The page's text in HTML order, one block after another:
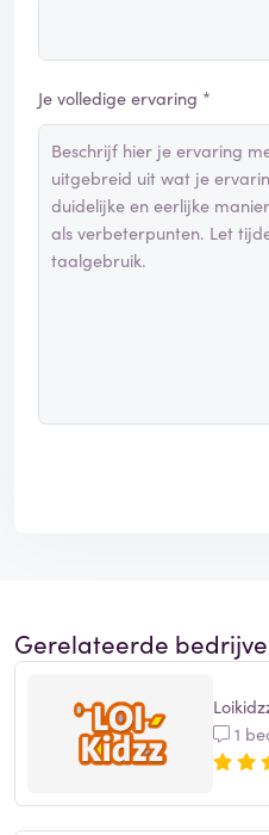
Je volledige ervaring *
Gerelateerde
1